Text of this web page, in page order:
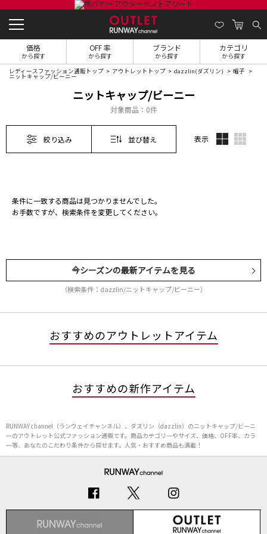
価格
から探す
OFF 率
から探す
ブランド
から探す
カテゴリ
から探す
レディースファッション通販トップ アウトレットトップ dazzlin(ダズリン) 帽子
ニットキャップ/ビーニー
ニットキャップ/ビーニー
対象商品： 0件
絞り込み 並び替え 表示
条件に一致する商品は見つかりませんでした。
お手数ですが、検索条件を変更してください。
今シーズンの最新アイテムを見る
（検索条件：dazzlin/ニットキャップ/ビーニー）
おすすめのアウトレットアイテム
おすすめの新作アイテム
RUNWAY channel（ランウェイチャンネル）、ダズリン（dazzlin）のニットキャップ/ビーニ
ーのアウトレット公式ファッション通販です。商品カテゴリーやサイズ、価格、OFF率、カラ
ー等、あなたのこだわり条件から探せます。人気・おすすめ商品も満載！